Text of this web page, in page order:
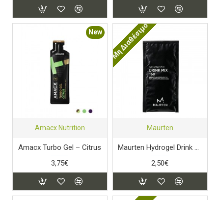
New
Amacx Nutrition
Amacx Turbo Gel – Citrus
3,75€
Μη Διαθέσιμο
Maurten
Maurten Hydrogel Drink Mix 160
2,50€